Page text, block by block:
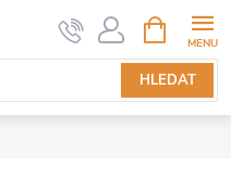
HLEDAT
NÁKUPNÍ
KOŠÍK